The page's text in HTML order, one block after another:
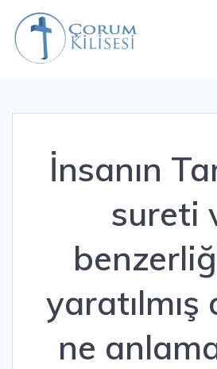
İnsanın
sureti
yaratılmış
ne